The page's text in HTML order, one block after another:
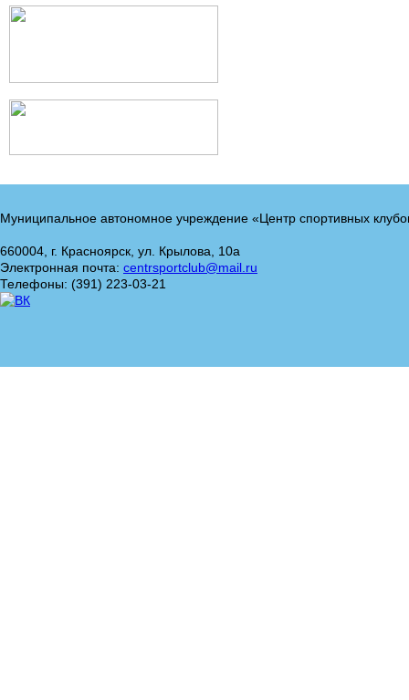
Муниципальное автономное учреждение «Центр спортивных
660004, г. Красноярск, ул. Крылова, 10а
Электронная почта: centrsportclub@mail.ru
Телефоны: (391) 223-03-21